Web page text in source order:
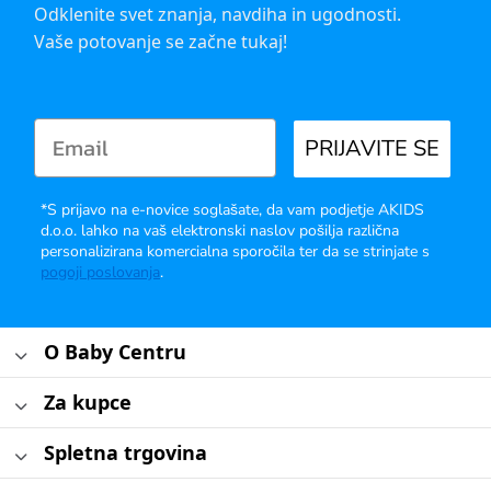
Odklenite svet znanja, navdiha in ugodnosti.
Vaše potovanje se začne tukaj!
PRIJAVITE SE
*S prijavo na e-novice soglašate, da vam podjetje AKIDS
d.o.o. lahko na vaš elektronski naslov pošilja različna
personalizirana komercialna sporočila ter da se strinjate s
pogoji poslovanja.
O Baby Centru
Za kupce
Spletna trgovina